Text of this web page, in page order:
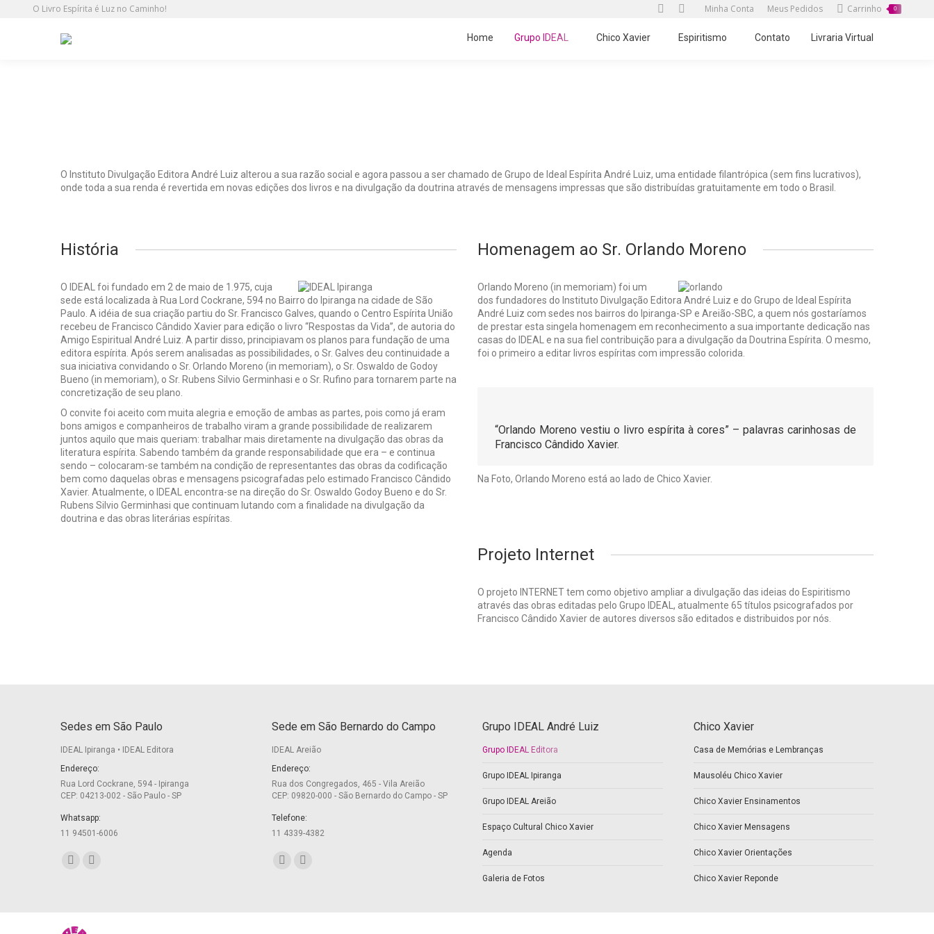
O Livro Espírita é Luz no Caminho!
pagepage
Minha Conta Meus Pedidos Carrinho 0
Home Grupo IDEAL Chico Xavier Espiritismo Contato Livraria Virtual
O Instituto Divulgação Editora André Luiz alterou a sua razão social e agora passou a ser chamado de Grupo de Ideal Espírita André Luiz, uma entidade filantrópica (sem fins lucrativos),
onde toda a sua renda é revertida em novas edições dos livros e na divulgação da doutrina através de mensagens impressas que são distribuídas gratuitamente em todo o Brasil.
História
O IDEAL foi fundado em 2 de maio de 1.975, cuja
sede está localizada à Rua Lord Cockrane, 594 no Bairro do Ipiranga na cidade de São
Paulo. A idéia de sua criação partiu do Sr. Francisco Galves, quando o Centro Espírita União
recebeu de Francisco Cândido Xavier para edição o livro “Respostas da Vida”, de autoria do
Amigo Espiritual André Luiz. A partir disso, principiavam os planos para fundação de uma
editora espírita. Após serem analisadas as possibilidades, o Sr. Galves deu continuidade a
sua iniciativa convidando o Sr. Orlando Moreno (in memoriam), o Sr. Oswaldo de Godoy
Bueno (in memoriam), o Sr. Rubens Silvio Germinhasi e o Sr. Rufino para tornarem parte na
concretização de seu plano.
O convite foi aceito com muita alegria e emoção de ambas as partes, pois como já eram
bons amigos e companheiros de trabalho viram a grande possibilidade de realizarem
juntos aquilo que mais queriam: trabalhar mais diretamente na divulgação das obras da
literatura espírita. Sabendo também da grande responsabilidade que era – e continua
sendo – colocaram-se também na condição de representantes das obras da codificação
bem como daquelas obras e mensagens psicografadas pelo estimado Francisco Cândido
Xavier. Atualmente, o IDEAL encontra-se na direção do Sr. Oswaldo Godoy Bueno e do Sr.
Rubens Silvio Germinhasi que continuam lutando com a finalidade na divulgação da
doutrina e das obras literárias espíritas.
Homenagem ao Sr. Orlando Moreno
Orlando Moreno (in memoriam) foi um
dos fundadores do Instituto Divulgação Editora André Luiz e do Grupo de Ideal Espírita
André Luiz com sedes nos bairros do Ipiranga-SP e Areião-SBC, a quem nós gostaríamos
de prestar esta singela homenagem em reconhecimento a sua importante dedicação nas
casas do IDEAL e na sua fiel contribuição para a divulgação da Doutrina Espírita. O mesmo,
foi o primeiro a editar livros espíritas com impressão colorida.
“Orlando Moreno vestiu o livro espírita à cores” – palavras carinhosas de
Francisco Cândido Xavier.
Na Foto, Orlando Moreno está ao lado de Chico Xavier.
Projeto Internet
O projeto INTERNET tem como objetivo ampliar a divulgação das ideias do Espiritismo
através das obras editadas pelo Grupo IDEAL, atualmente 65 títulos psicografados por
Francisco Cândido Xavier de autores diversos são editados e distribuidos por nós.
Sedes em São Paulo
IDEAL Ipiranga • IDEAL Editora
Endereço:
Rua Lord Cockrane, 594 - Ipiranga
CEP: 04213-002 - São Paulo - SP
Whatsapp:
11 94501-6006
Encontre-nos em:
Sede em São Bernardo do Campo
IDEAL Areião
Endereço:
Rua dos Congregados, 465 - Vila Areião
CEP: 09820-000 - São Bernardo do Campo - SP
Telefone:
11 4339-4382
Encontre-nos em:
Grupo IDEAL André Luiz
Grupo IDEAL Editora
Grupo IDEAL Ipiranga
Grupo IDEAL Areião
Espaço Cultural Chico Xavier
Agenda
Galeria de Fotos
Chico Xavier
Casa de Memórias e Lembranças
Mausoléu Chico Xavier
Chico Xavier Ensinamentos
Chico Xavier Mensagens
Chico Xavier Orientações
Chico Xavier Reponde